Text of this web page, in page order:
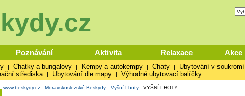
Poznávání Aktivita Relaxace Akce
| Chatky a bungalovy | Kempy a autokempy | Chaty | Ubytování v soukromí
střediska | Ubytování dle mapy | Výhodné ubytovací balíčky
www.beskydy.cz- Moravskoslezské Beskydy- Vyšní Lhoty- VYŠNÍ LHOTY